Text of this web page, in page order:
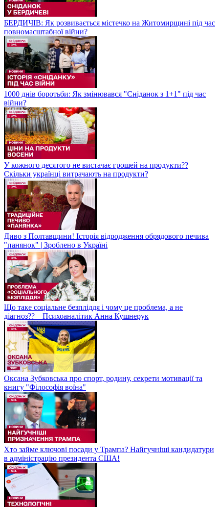
БЕРДИЧІВ: Як розвивається містечко на Житомирщині під час
повномасштабної війни?
1000 днів боротьби: Як змінювався "Сніданок з 1+1" під час
війни?
У кожного десятого не вистачає грошей на продукти??
Скільки українці витрачають на продукти?
Диво з Полтавщини! Історія відродження обрядового печива
"панянок" | Зроблено в Україні
Що таке соціальне безпліддя і чому це проблема, а не
діагноз?? – Психоаналітик Анна Кушнерук
Оксана Зубковська про спорт, родину, секрети мотивації та
книгу "Філософія воїна"
Хто займе ключові посади у Трампа? Найгучніші кандидатури
в адміністрацію президента США!